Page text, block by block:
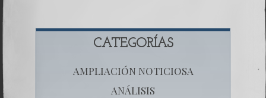
CATEGORÍAS
AMPLIACIÓN NOTICIOSA
ANÁLISIS